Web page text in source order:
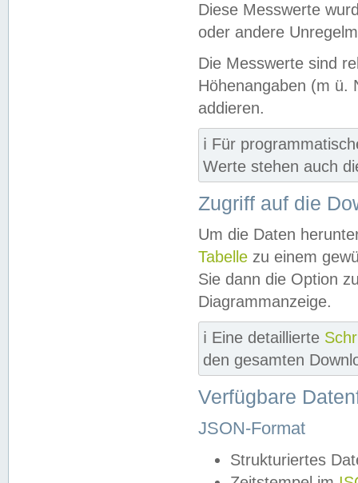
Diese Messwerte
oder andere
Die Messwerte sind
Höhenangaben (m ü.
addieren.
ℹ️ Für
Werte stehen auch
Zugriff auf die
Um die Daten
Tabelle zu einem
Sie dann die Option
Diagrammanzeige.
ℹ️ Eine detaillierte
den gesamten
Verfügbare
JSON-Format
Strukturiertes